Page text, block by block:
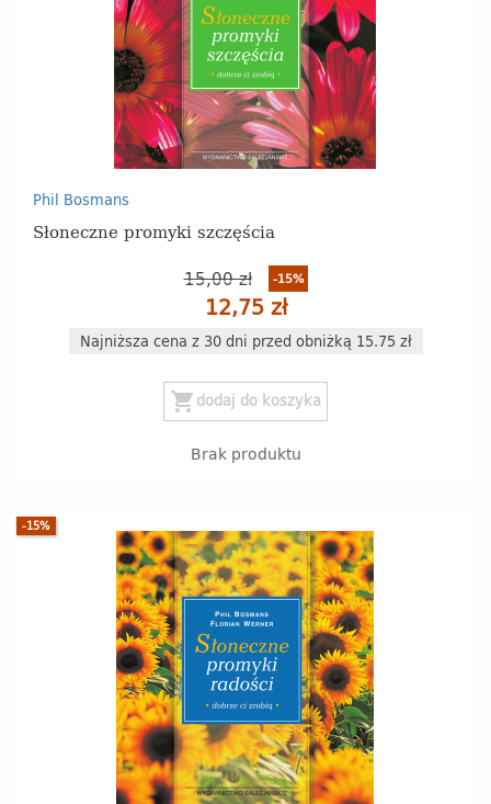
Phil Bosmans
Słoneczne promyki szczęścia
15,00 zł -15%
12,75 zł
Najniższa cena z 30 dni przed obniżką 15.75 zł
shopping_cart dodaj do koszyka
Brak produktu
-15%